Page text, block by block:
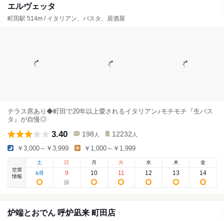
エルヴェッタ
町田駅 514m / イタリアン、パスタ、居酒屋
テラス席あり◆町田で20年以上愛されるイタリアン♪モチモチ『生パス
タ』が自慢◎
3.40 198 人 12232 人
￥3,000～￥3,999 ￥1,000～￥1,999
空席
情報
土
8/8
日
9
月
10
火
11
水
12
木
13
金
14
炉端とおでん 呼炉凪来 町田店